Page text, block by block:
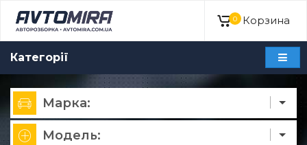
0 Корзина
Категорії
Марка:
Модель: